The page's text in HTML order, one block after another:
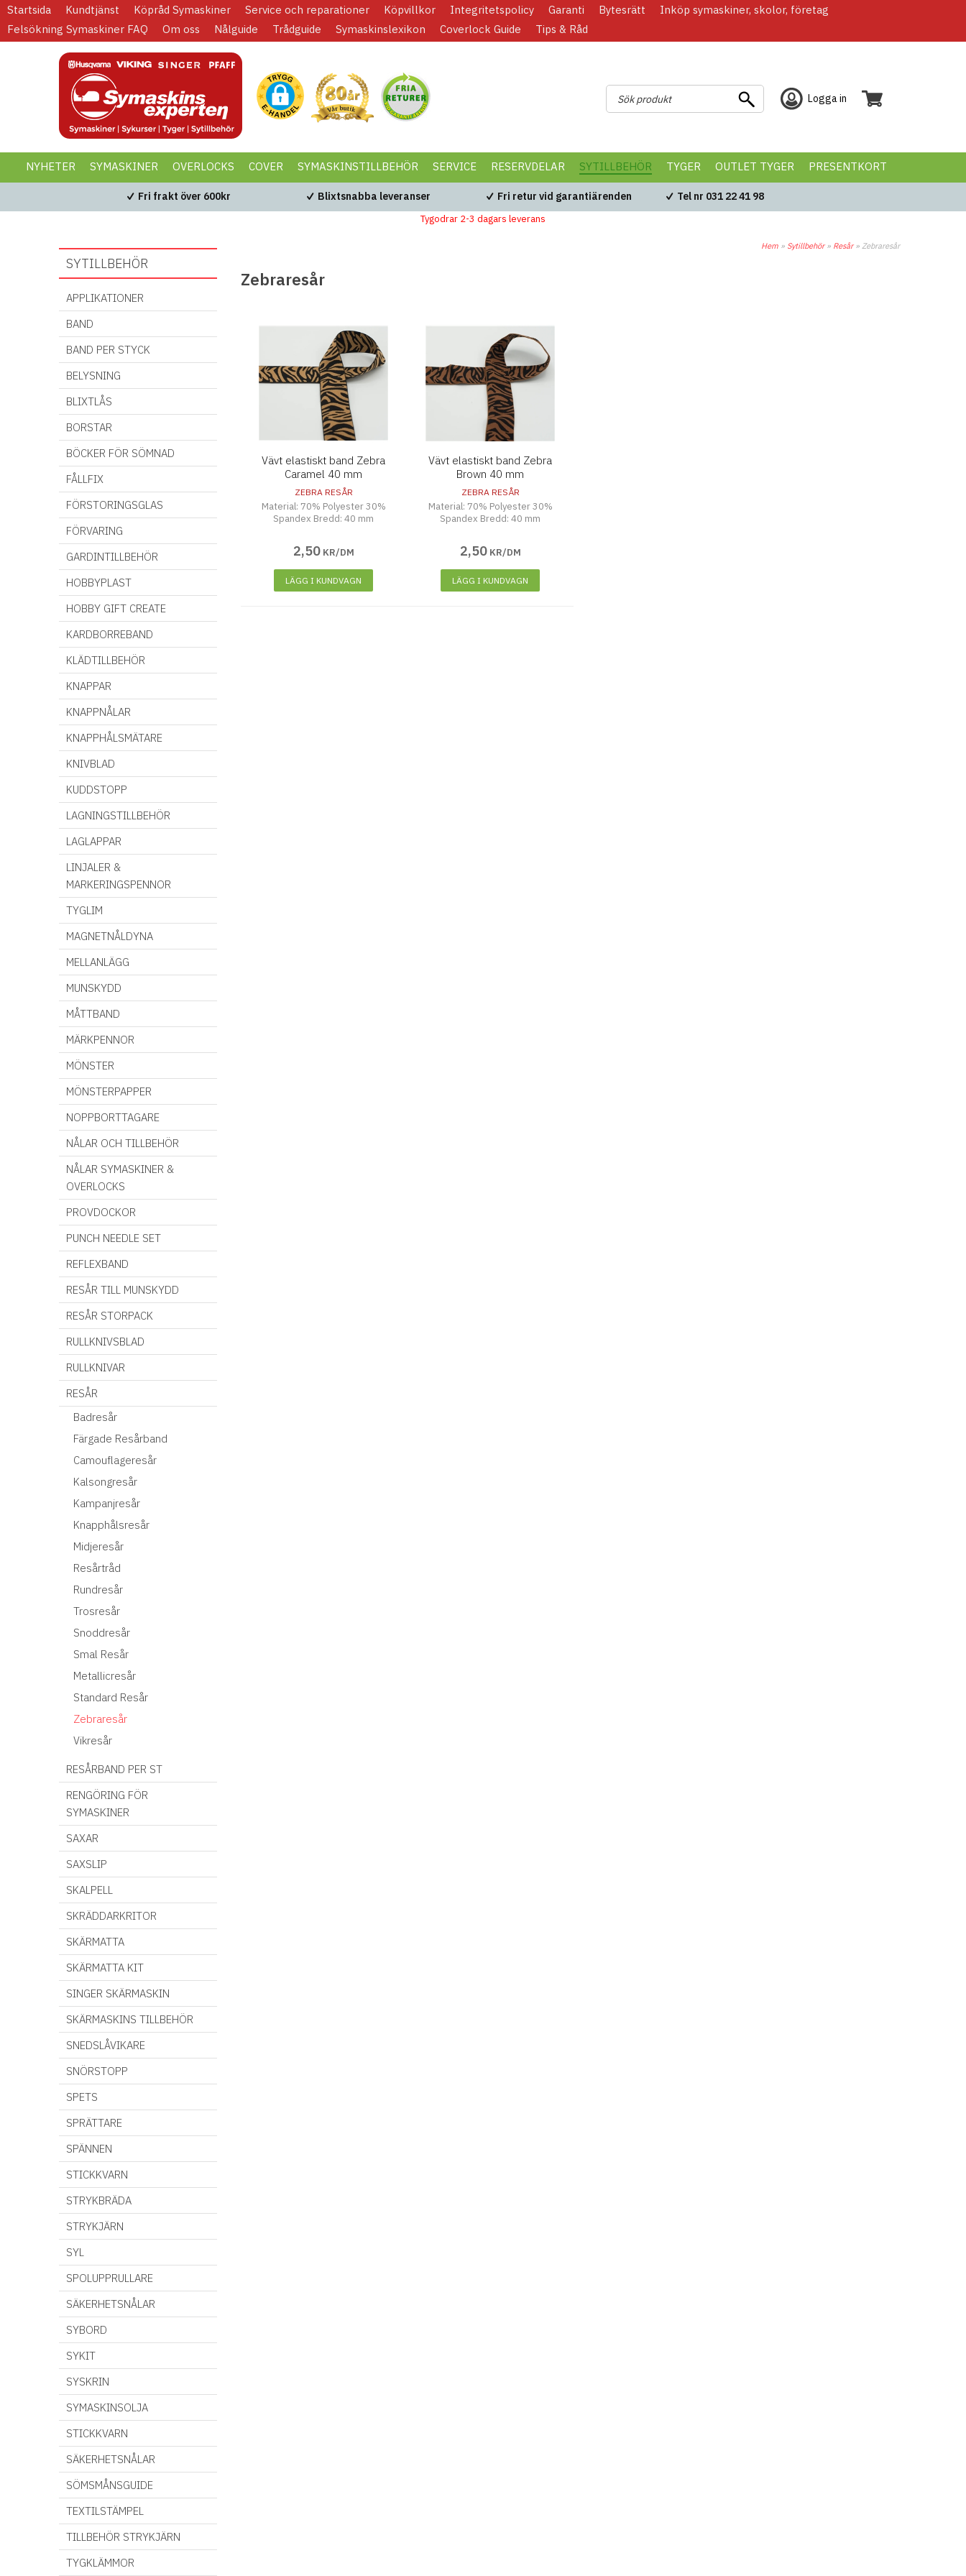
Startsida Kundtjänst Köpråd Symaskiner Service och reparationer Köpvillkor Integritetspolicy Garanti Bytesrätt
Inköp symaskiner, skolor, företag
Felsökning Symaskiner FAQ
Om oss Nålguide Trådguide Symaskinslexikon Coverlock Guide Tips & Råd
Logga in
NYHETER SYMASKINER OVERLOCKS COVER SYMASKINSTILLBEHÖR SERVICE RESERVDELAR SYTILLBEHÖR TYGER OUTLET TYGER PRESENTKORT
BLACK WEEKFri frakt över 600kr Blixtsnabba leveranser Fri retur vid garantiärenden Tel nr 031 22 41 98
Tygodrar 2-3 dagars leverans
SYTILLBEHÖR
APPLIKATIONER
BAND
BAND PER STYCK
BELYSNING
BLIXTLÅS
BORSTAR
BÖCKER FÖR SÖMNAD
FÅLLFIX
FÖRSTORINGSGLAS
FÖRVARING
GARDINTILLBEHÖR
HOBBYPLAST
HOBBY GIFT CREATE
KARDBORREBAND
KLÄDTILLBEHÖR
KNAPPAR
KNAPPNÅLAR
KNAPPHÅLSMÄTARE
KNIVBLAD
KUDDSTOPP
LAGNINGSTILLBEHÖR
LAGLAPPAR
LINJALER &
MARKERINGSPENNOR
TYGLIM
MAGNETNÅLDYNA
MELLANLÄGG
MUNSKYDD
MÅTTBAND
MÄRKPENNOR
MÖNSTER
MÖNSTERPAPPER
NOPPBORTTAGARE
NÅLAR OCH TILLBEHÖR
NÅLAR SYMASKINER &
OVERLOCKS
PROVDOCKOR
PUNCH NEEDLE SET
REFLEXBAND
RESÅR TILL MUNSKYDD
RESÅR STORPACK
RULLKNIVSBLAD
RULLKNIVAR
RESÅR
Badresår
Färgade Resårband
Camouflageresår
Kalsongresår
Kampanjresår
Knapphålsresår
Midjeresår
Resårtråd
Rundresår
Trosresår
Snoddresår
Smal Resår
Metallicresår
Standard Resår
Zebraresår
Vikresår
RESÅRBAND PER ST
RENGÖRING FÖR
SYMASKINER
SAXAR
SAXSLIP
SKALPELL
SKRÄDDARKRITOR
SKÄRMATTA
SKÄRMATTA KIT
SINGER SKÄRMASKIN
SKÄRMASKINS TILLBEHÖR
SNEDSLÅVIKARE
SNÖRSTOPP
SPETS
SPRÄTTARE
SPÄNNEN
STICKKVARN
STRYKBRÄDA
STRYKJÄRN
SYL
SPOLUPPRULLARE
SÄKERHETSNÅLAR
SYBORD
SYKIT
SYSKRIN
SYMASKINSOLJA
STICKKVARN
SÄKERHETSNÅLAR
SÖMSMÅNSGUIDE
TEXTILSTÄMPEL
TILLBEHÖR STRYKJÄRN
TYGKLÄMMOR
Hem » Sytillbehör» Resår» Zebraresår
Zebraresår
Vävt elastiskt band Zebra
Caramel 40 mm
ZEBRA RESÅR
Material: 70% Polyester 30%
Spandex Bredd: 40 mm
2,50 KR/DM
LÄGG I KUNDVAGN
Vävt elastiskt band Zebra
Brown 40 mm
ZEBRA RESÅR
Material: 70% Polyester 30%
Spandex Bredd: 40 mm
2,50 KR/DM
LÄGG I KUNDVAGN